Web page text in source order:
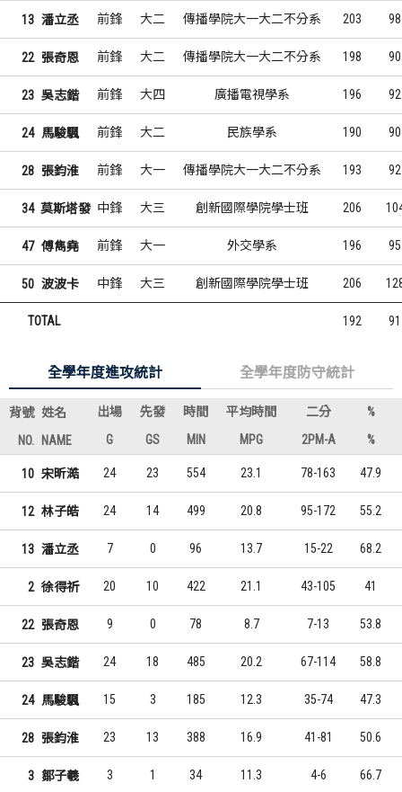
13 潘立丞 前鋒 大二 傳播學院大一大二不分系 203 98
22 張奇恩 前鋒 大二 傳播學院大一大二不分系 198 90
23 吳志鍇 前鋒 大四 廣播電視學系 196 92
24 馬駿颿 前鋒 大二 民族學系 190 90
28 張鈞淮 前鋒 大一 傳播學院大一大二不分系 193 92
34 莫斯塔發 中鋒 大三 創新國際學院學士班 206
47 傅雋堯 前鋒 大一 外交學系 196 95
50 波波卡 中鋒 大三 創新國際學院學士班 206
TOTAL 192 91
全學年度進攻統計 全學年度防守統計
背號 姓名 出場 先發 時間 平均時間 二分 %
NO. NAME G GS MIN MPG 2PM-A %
10 宋昕澔 24 23 554 23.1 78-163 47.9
12 林子皓 24 14 499 20.8 95-172 55.2
13 潘立丞 7 0 96 13.7 15-22 68.2
2 徐得祈 20 10 422 21.1 43-105 41
22 張奇恩 9 0 78 8.7 7-13 53.8
23 吳志鍇 24 18 485 20.2 67-114 58.8
24 馬駿颿 15 3 185 12.3 35-74 47.3
28 張鈞淮 23 13 388 16.9 41-81 50.6
3 鄒子羲 3 1 34 11.3 4-6 66.7